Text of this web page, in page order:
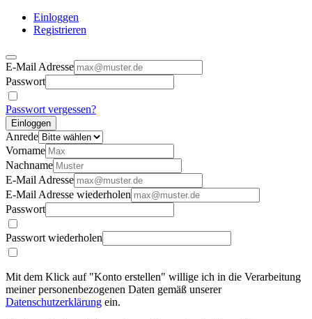
Einloggen
Registrieren
E-Mail Adresse
Passwort
Passwort vergessen?
Einloggen
Anrede
Vorname
Nachname
E-Mail Adresse
E-Mail Adresse wiederholen
Passwort
Passwort wiederholen
Mit dem Klick auf "Konto erstellen" willige ich in die Verarbeitung
meiner personenbezogenen Daten gemäß unserer
Datenschutzerklärung ein.